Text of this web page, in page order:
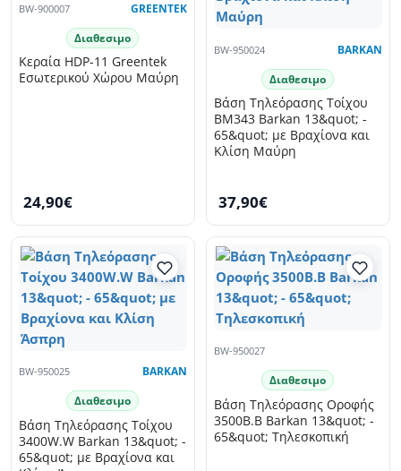
BW-900007 GREENTEK
Διαθεσιμο
Κεραία HDP-11 Greentek
Εσωτερικού Χώρου Μαύρη
24,90€
BW-950024 BARKAN
Διαθεσιμο
Βάση Τηλεόρασης Τοίχου
BM343 Barkan 13&quot; -
65&quot; με Βραχίονα και
Κλίση Μαύρη
37,90€
BW-950025 BARKAN
Διαθεσιμο
Βάση Τηλεόρασης Τοίχου
3400W.W Barkan 13&quot; -
65&quot; με Βραχίονα και
BW-950027
Διαθεσιμο
Βάση Τηλεόρασης Οροφής
3500B.B Barkan 13&quot; -
65&quot; Τηλεσκοπική